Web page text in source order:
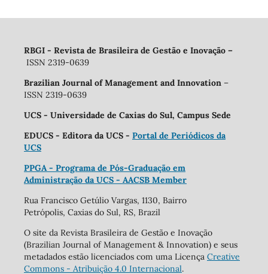
RBGI - Revista de Brasileira de Gestão e Inovação –
ISSN 2319-0639
Brazilian Journal of Management and Innovation –
ISSN 2319-0639
UCS - Universidade de Caxias do Sul, Campus Sede
EDUCS - Editora da UCS - Portal de Periódicos da
UCS
PPGA - Programa de Pós-Graduação em
Administração da UCS - AACSB Member
Rua Francisco Getúlio Vargas, 1130, Bairro
Petrópolis, Caxias do Sul, RS, Brazil
O site da Revista Brasileira de Gestão e Inovação
(Brazilian Journal of Management & Innovation) e seus
metadados estão licenciados com uma Licença Creative
Commons - Atribuição 4.0 Internacional.